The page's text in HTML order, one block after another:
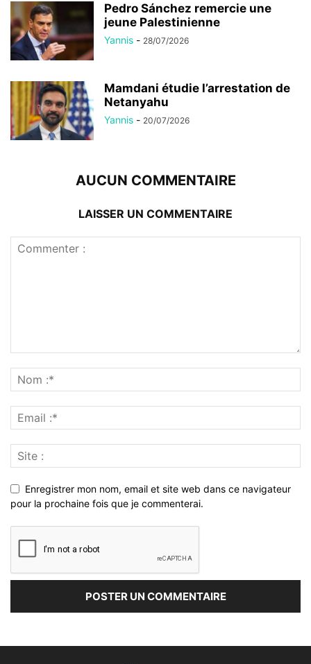
Pedro Sánchez remercie une
jeune Palestinienne
Yannis - 28/07/2026
Mamdani étudie l’arrestation de
Netanyahu
Yannis - 20/07/2026
AUCUN COMMENTAIRE
LAISSER UN COMMENTAIRE
Enregistrer mon nom, email et site web dans ce navigateur
pour la prochaine fois que je commenterai.